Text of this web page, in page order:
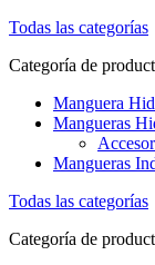
Todas las categorías
Categoría de
Manguera
Mangueras
Mangueras
Todas las categorías
Categoría de